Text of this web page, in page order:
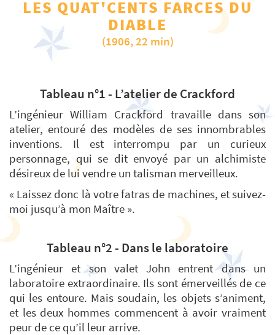
LES QUAT'CENTS FARCES DU
DIABLE
(1906, 22 min)
Tableau n°1 - L’atelier de Crackford
L’ingénieur William Crackford travaille dans son
atelier, entouré des modèles de ses innombrables
inventions. Il est interrompu par un curieux
personnage, qui se dit envoyé par un alchimiste
désireux de lui vendre un talisman merveilleux.
« Laissez donc là votre fatras de machines, et suivez-
moi jusqu’à mon Maître ».
Tableau n°2 - Dans le laboratoire
L’ingénieur et son valet John entrent dans un
laboratoire extraordinaire. Ils sont émerveillés de ce
qui les entoure. Mais soudain, les objets s’animent,
et les deux hommes commencent à avoir vraiment
peur de ce qu’il leur arrive.